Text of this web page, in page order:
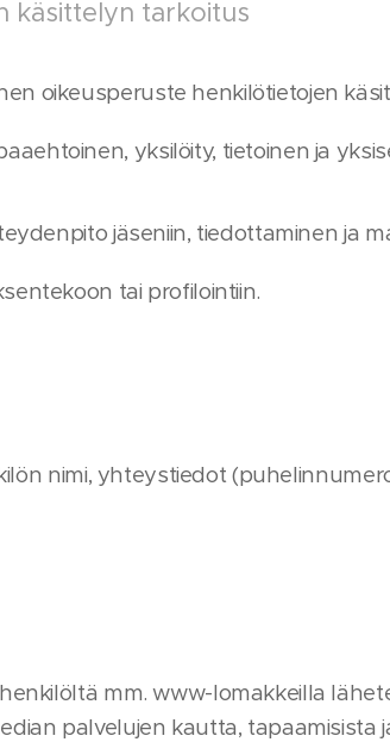
käsittelyn tarkoitus
oikeusperuste henkilötietojen
yksilöity, tietoinen ja
jäseniin, tiedottaminen ja
tai profilointiin.
nimi, yhteystiedot
mm. www-lomakkeilla
palvelujen kautta, tapaamisista